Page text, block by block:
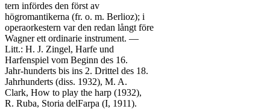
tern infördes den först av
högromantikerna (fr. o. m. Berlioz); i
operaorkestern var den redan långt före
Wagner ett ordinarie instrument. —
Litt.: H. J. Zingel, Harfe und
Harfenspiel vom Beginn des 16.
Jahr-hunderts bis ins 2. Drittel des 18.
Jahrhunderts (diss. 1932), M. A.
Clark, How to play the harp (1932),
R. Ruba, Storia delFarpa (I, 1911).